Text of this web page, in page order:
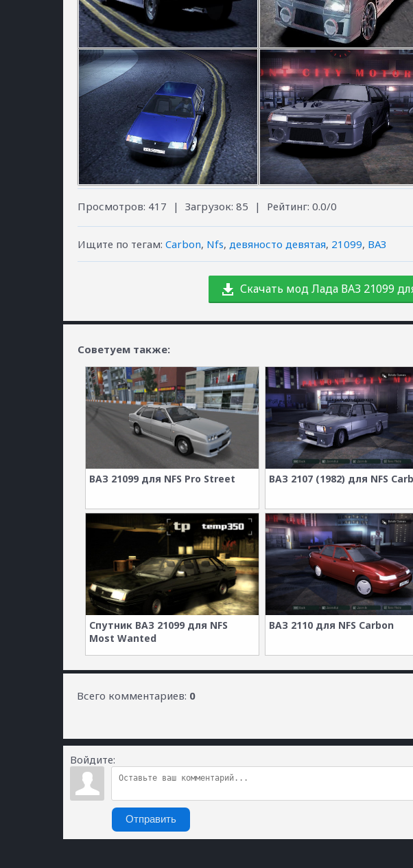
Просмотров: 417 | Загрузок: 85 | Рейтинг: 0.0/0
Ищите по тегам: Carbon, Nfs, девяносто девятая, 21099, ВАЗ
Скачать мод Лада ВАЗ 21099
Советуем также:
ВАЗ 21099 для NFS Pro Street ВАЗ 2107 (1982) для NFS
Спутник ВАЗ 21099 для NFS
Most Wanted
ВАЗ 2110 для NFS Carbon
Всего комментариев: 0
Войдите:
Отправить